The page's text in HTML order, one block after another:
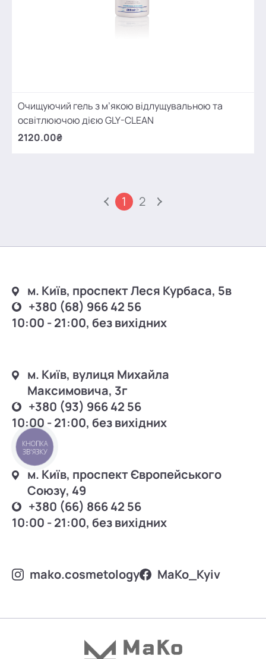
Очищуючий гель з м’якою відлущувальною та
освітлюючою дією GLY-CLEAN
2120.00₴
1 2
м. Київ, проспект Леся Курбаса, 5в
+380 (68) 966 42 56
10:00 - 21:00, без вихідних
м. Київ, вулиця Михайла
Максимовича, 3г
+380 (93) 966 42 56
10:00 - 21:00, без вихідних
м. Київ, проспект Європейського
Союзу, 49
+380 (66) 866 42 56
10:00 - 21:00, без вихідних
mako.cosmetology MаKo_Kyiv
КНОПКА
ЗВ'ЯЗКУ